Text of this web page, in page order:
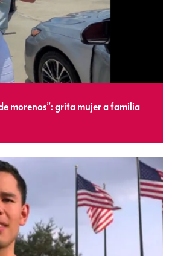
morenos”: grita mujer a familia